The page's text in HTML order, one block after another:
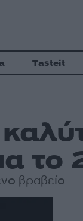
Tasteit
το
βραβείο